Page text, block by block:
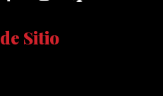
Sitio